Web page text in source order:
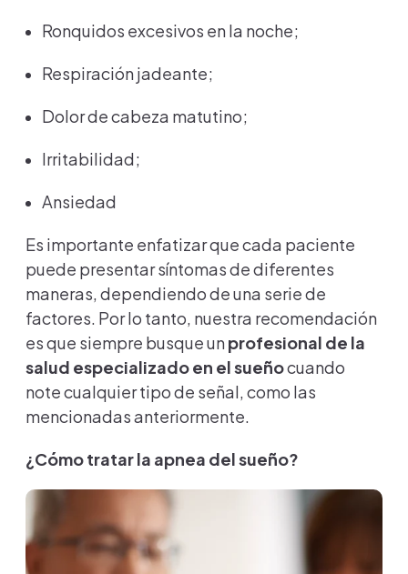
Ronquidos excesivos en la noche;
Respiración jadeante;
Dolor de cabeza matutino;
Irritabilidad;
Ansiedad
Es importante enfatizar que cada paciente
puede presentar síntomas de diferentes
maneras, dependiendo de una serie de
factores. Por lo tanto, nuestra recomendación
es que siempre busque unprofesional de la
salud especializado en el sueñocuando
note cualquier tipo de señal, como las
mencionadas anteriormente.
¿Cómo tratar la apnea del sueño?